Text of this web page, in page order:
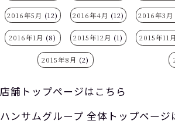
2016年5月 (12) 2016年4月 (12) 2016年3月
2016年1月 (8) 2015年12月 (1) 2015年11月
2015年8月 (2)
店舗トップページはこちら
ハンサムグループ 全体トップページ